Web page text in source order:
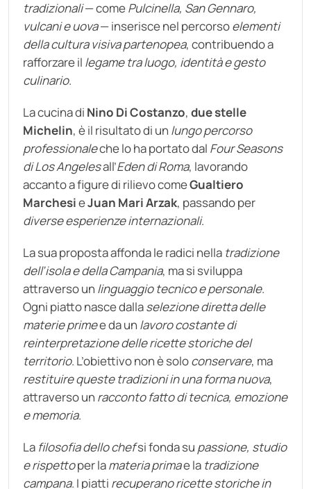
tradizionali— comePulcinella, San Gennaro,
vulcani e uova— inserisce nel percorsoelementi
della cultura visiva partenopea, contribuendo a
rafforzare il legame tra luogo, identità e gesto
culinario.
La cucina di Nino Di Costanzo, due stelle
Michelin, è il risultato di un lungo percorso
professionaleche lo ha portato dal Four Seasons
di Los Angelesall’Eden di Roma, lavorando
accanto a figure di rilievo comeGualtiero
MarchesieJuan Mari Arzak, passando per
diverse esperienze internazionali.
La sua proposta affonda le radici nella tradizione
dell’isola e della Campania, ma si sviluppa
attraverso un linguaggio tecnico e personale.
Ogni piatto nasce dallaselezione diretta delle
materie primee da un lavoro costante di
reinterpretazione delle ricette storiche del
territorio. L’obiettivo non è soloconservare, ma
restituire queste tradizioni in una forma nuova,
attraverso un racconto fatto di tecnica, emozione
e memoria.
La filosofia dello chefsi fonda su passione, studio
e rispettoper lamateria primae la tradizione
campana. I piatti recuperano ricette storiche in